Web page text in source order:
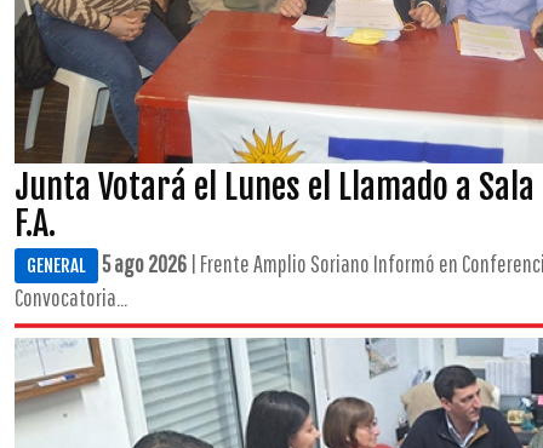
Junta Votará el Lunes el Llamado a
F.A.
GENERAL 5 ago 2026 | Frente Amplio Soriano Informó en
Convocatoria...